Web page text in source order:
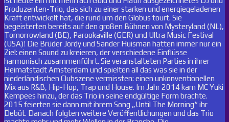
Produzenten-Trio, das sich zu einer starken und energiegeladenen
Kraft entwickelt hat, die rund um den Globus tourt. Sie
begeisterten bereits auf den großen Bühnen von Mysteryland (NL),
Tomorrowland (BE), Parookaville (GER) und Ultra Music Festival
(USA)! Die Brüder Jordy und Sander Huisman hatten immer nur ein
Ziel: einen Sound zu kreieren, der verschiedene Einflüsse
harmonisch zusammenführt. Sie veranstalteten Parties in ihrer
Heimatstadt Amsterdam und spielten all das was sie in der
niederländischen Clubszene vermissten: einen unkonventionellen
Mix aus R&B, Hip-Hop, Trap und House. Im Jahr 2014 kam MC Yuki
Kempees hinzu, der das Trio in seine endgültige Form brachte.
2015 feierten sie dann mit ihrem Song „Until The Morning“ ihr
Debüt. Danach folgten weitere Veröffentlichungen und das Trio